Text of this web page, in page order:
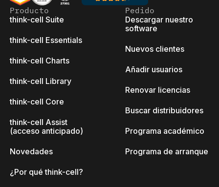
Producto
think-cell Suite
think-cell Essentials
think-cell Charts
think-cell Library
think-cell Core
think-cell Assist
(acceso anticipado)
Novedades
¿Por qué think-cell?
Pedido
Descargar nuestro
software
Nuevos clientes
Añadir usuarios
Renovar licencias
Buscar distribuidores
Programa académico
Programa de arranque